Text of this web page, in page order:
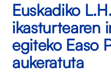
Euskadiko
ikasturtearen
egiteko Easo
aukeratuta